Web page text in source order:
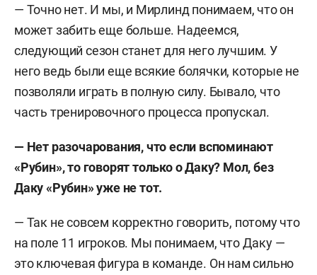
— Точно нет. И мы, и Мирлинд понимаем, что он
может забить еще больше. Надеемся,
следующий сезон станет для него лучшим. У
него ведь были еще всякие болячки, которые не
позволяли играть в полную силу. Бывало, что
часть тренировочного процесса пропускал.
— Нет разочарования, что если вспоминают
«Рубин», то говорят только о Даку? Мол, без
Даку «Рубин» уже не тот.
— Так не совсем корректно говорить, потому что
на поле 11 игроков. Мы понимаем, что Даку —
это ключевая фигура в команде. Он нам сильно